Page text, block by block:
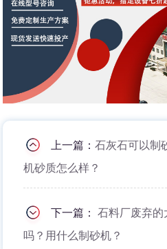
上一篇：石灰石可以制
机砂质怎么样？
下一篇：石料厂废弃
吗？用什么制砂机？